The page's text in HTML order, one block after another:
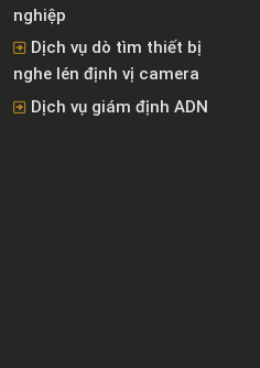
nghiệp
Dịch vụ dò tìm thiết bị
nghe lén định vị camera
Dịch vụ giám định ADN